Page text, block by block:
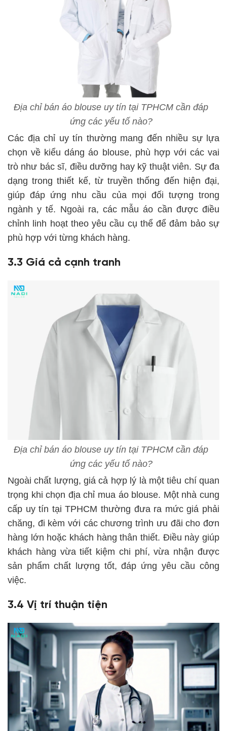
Địa chỉ bán áo blouse uy tín tại TPHCM cần đáp
ứng các yếu tố nào?
Các địa chỉ uy tín thường mang đến nhiều sự lựa
chọn về kiểu dáng áo blouse, phù hợp với các vai
trò như bác sĩ, điều dưỡng hay kỹ thuật viên. Sự đa
dạng trong thiết kế, từ truyền thống đến hiện đại,
giúp đáp ứng nhu cầu của mọi đối tượng trong
ngành y tế. Ngoài ra, các mẫu áo cần được điều
chỉnh linh hoạt theo yêu cầu cụ thể để đảm bảo sự
phù hợp với từng khách hàng.
3.3 Giá cả cạnh tranh
Địa chỉ bán áo blouse uy tín tại TPHCM cần đáp
ứng các yếu tố nào?
Ngoài chất lượng, giá cả hợp lý là một tiêu chí quan
trọng khi chọn địa chỉ mua áo blouse. Một nhà cung
cấp uy tín tại TPHCM thường đưa ra mức giá phải
chăng, đi kèm với các chương trình ưu đãi cho đơn
hàng lớn hoặc khách hàng thân thiết. Điều này giúp
khách hàng vừa tiết kiệm chi phí, vừa nhận được
sản phẩm chất lượng tốt, đáp ứng yêu cầu công
việc.
3.4 Vị trí thuận tiện